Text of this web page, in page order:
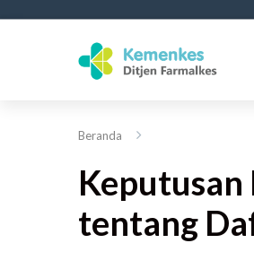
Beranda
tentang